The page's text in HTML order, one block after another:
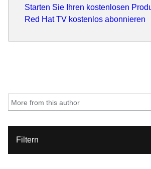
Starten Sie Ihren kostenlosen
Red Hat TV kostenlos abonnieren
Filtern